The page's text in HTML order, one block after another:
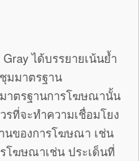
ได้บรรยายเน้นย้ำ
มมาตรฐาน
มาตรฐานการโฆษณานั้น
ที่จะทำความเชื่อมโยง
นของการโฆษณา เช่น
โฆษณาเช่น ประเด็นที่